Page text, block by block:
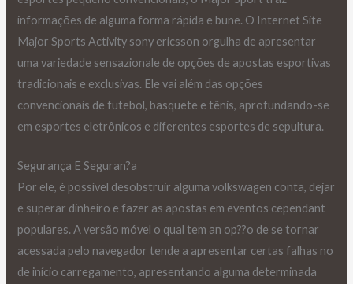
informações de alguma forma rápida e bune. O Internet Site
Major Sports Activity sony ericsson orgulha de apresentar
uma variedade sensazionale de opções de apostas esportivas
tradicionais e exclusivas. Ele vai além das opções
convencionais de futebol, basquete e tênis, aprofundando-se
em esportes eletrônicos e diferentes esportes de sepultura.
Segurança E Seguran?a
Por ele, é possível desobstruir alguma volkswagen conta, dejar
e superar dinheiro e fazer as apostas em eventos cependant
populares. A versão móvel o qual tem an op??o de se tornar
acessada pelo navegador tende a apresentar certas falhas no
de início carregamento, apresentando alguma determinada